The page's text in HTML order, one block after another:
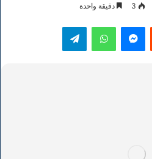
إلكترونيا
3 دقيقة واحدة
ماسنجر واتساب تيلقرام